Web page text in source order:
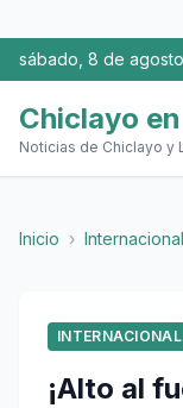
sábado, 8 de
Chiclayo
Noticias de Chiclayo y
Inicio › Internacional
INTERNACIONAL
¡Alto al